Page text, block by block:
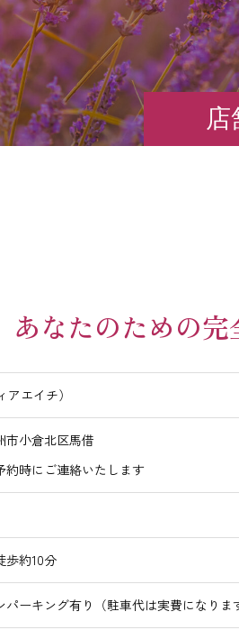
店
あなたのための
エイチ）
市小倉北区馬借
時にご連絡いたします
歩約10分
パーキング有り（駐車代は実費になりま